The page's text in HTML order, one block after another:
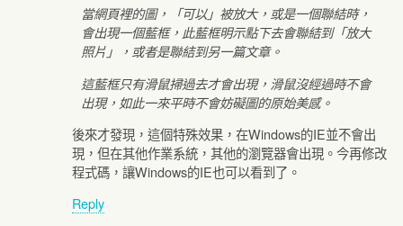
當網頁裡的圖，「可以」被放大，或是一個聯結時，
會出現一個藍框，此藍框明示點下去會聯結到「放大
照片」，或者是聯結到另一篇文章。
這藍框只有滑鼠掃過去才會出現，滑鼠沒經過時不會
出現，如此一來平時不會妨礙圖的原始美感。
後來才發現，這個特殊效果，在Windows的IE並不會出
現，但在其他作業系統，其他的瀏覽器會出現。今再修改
程式碼，讓Windows的IE也可以看到了。
Reply